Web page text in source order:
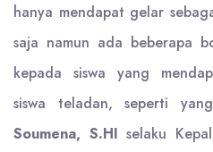
hanya mendapat gelar
saja namun ada beberapa
kepada siswa yang
siswa teladan, seperti
Soumena, S.HI selaku